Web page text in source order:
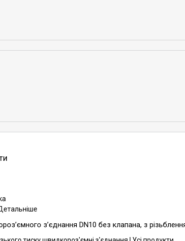
з’єднання DN10 без клапана, з